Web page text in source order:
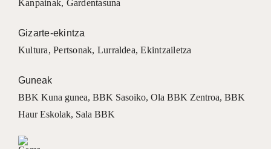
Kanpainak, Gardentasuna
Gizarte-ekintza
Kultura,Pertsonak, Lurraldea,Ekintzailetza
Guneak
BBK Kuna gunea, BBK Sasoiko, Ola BBK Zentroa, BBK
Haur Eskolak, Sala BBK